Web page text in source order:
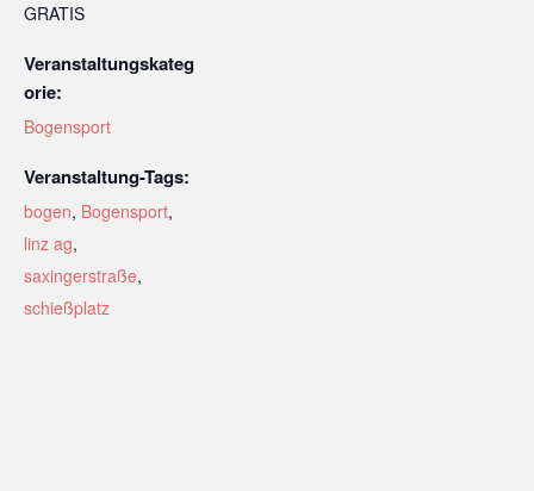
GRATIS
Veranstaltungskateg
orie:
Bogensport
Veranstaltung-Tags:
bogen, Bogensport,
linz ag,
saxingerstraße,
schießplatz